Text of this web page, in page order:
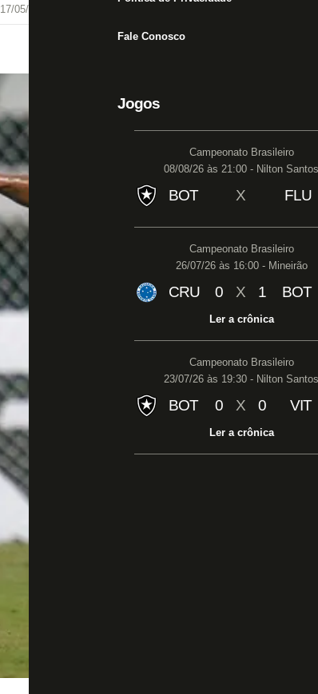
Fale Conosco
Jogos
Campeonato Brasileiro
08/08/26 às 21:00 - Nilton Santos
BOT X FLU
Campeonato Brasileiro
26/07/26 às 16:00 - Mineirão
CRU 0 X 1 BOT
Ler a crônica
Campeonato Brasileiro
23/07/26 às 19:30 - Nilton Santos
BOT 0 X 0 VIT
Ler a crônica
17/05/21 às 10:35